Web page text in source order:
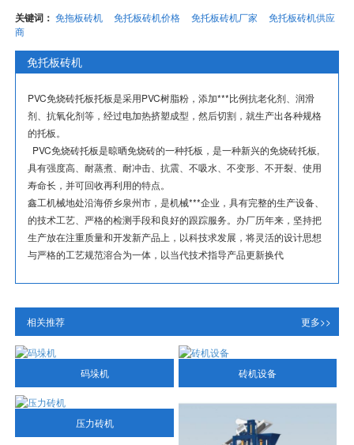
关键词：免拖板砖机 免托板砖机价格 免托板砖机厂家
免托板砖机供应
商
免托板砖机
PVC免烧砖托板托板是采用PVC树脂粉，添加***比例抗老化剂、润滑
剂、抗氧化剂等，经过电加热挤塑成型，然后切割，就生产出各种规格
的托板。
PVC免烧砖托板是晾晒免烧砖的一种托板，是一种新兴的免烧砖托板,
具有强度高、耐蒸煮、耐冲击、抗震、不吸水、不变形、不开裂、使用
寿命长，并可回收再利用的特点。
鑫工机械地处沿海侨乡泉州市，是机械***企业，具有完整的生产设备、
的技术工艺、严格的检测手段和良好的跟踪服务。办厂历年来，坚持把
生产放在注重质量和开发新产品上，以科技求发展，将灵活的设计思想
与严格的工艺规范溶合为一体，以当代技术指导产品更新换代
相关推荐 更多>>
码垛机 砖机设备
压力砖机